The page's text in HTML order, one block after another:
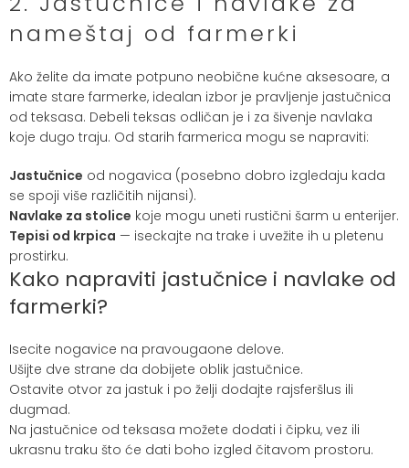
nameštaj od farmerki
Ako želite da imate potpuno neobične kućne aksesoare, a
imate stare farmerke, idealan izbor je pravljenje jastučnica
od teksasa. Debeli teksas odličan je i za šivenje navlaka
koje dugo traju. Od starih farmerica mogu se napraviti:
Jastučnice od nogavica (posebno dobro izgledaju kada
se spoji više različitih nijansi).
Navlake za stolice koje mogu uneti rustični šarm u enterijer.
Tepisi od krpica — iseckajte na trake i uvežite ih u pletenu
prostirku.
Kako napraviti jastučnice i navlake od
farmerki?
Isecite nogavice na pravougaone delove.
Ušijte dve strane da dobijete oblik jastučnice.
Ostavite otvor za jastuk i po želji dodajte rajsferšlus ili
dugmad.
Na jastučnice od teksasa možete dodati i čipku, vez ili
ukrasnu traku što će dati boho izgled čitavom prostoru.